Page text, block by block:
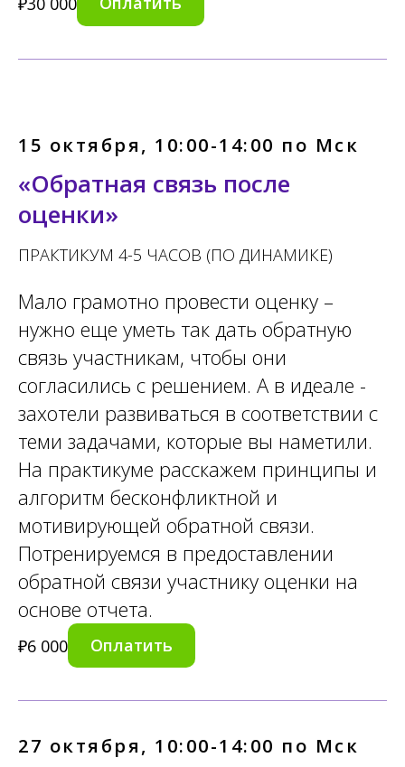
15 октября, 10:00-14:00 по Мск
«Обратная связь после
оценки»
ПРАКТИКУМ 4-5 ЧАСОВ (ПО ДИНАМИКЕ)
Мало грамотно провести оценку –
нужно еще уметь так дать обратную
связь участникам, чтобы они
согласились с решением. А в идеале -
захотели развиваться в соответствии с
теми задачами, которые вы наметили.
На практикуме расскажем принципы и
алгоритм бесконфликтной и
мотивирующей обратной связи.
Потренируемся в предоставлении
обратной связи участнику оценки на
основе отчета.
₽6 000 Оплатить
27 октября, 10:00-14:00 по Мск